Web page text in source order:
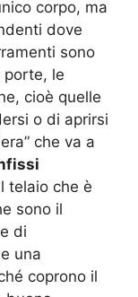
corpo, ma
dove
sono
porte, le
cioè quelle
o di aprirsi
che va a
telaio che è
sono il
di
una
coprono il